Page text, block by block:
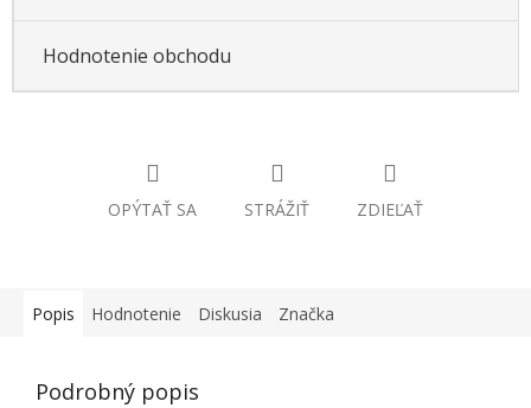
Hodnotenie obchodu
OPÝTAŤ SA STRÁŽIŤ ZDIEĽAŤ
Popis Hodnotenie Diskusia Značka
Podrobný popis